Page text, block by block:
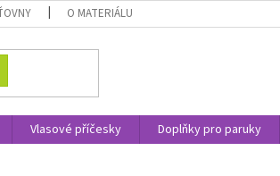
O MATERIÁLU
Vlasové příčesky Doplňky pro paruky